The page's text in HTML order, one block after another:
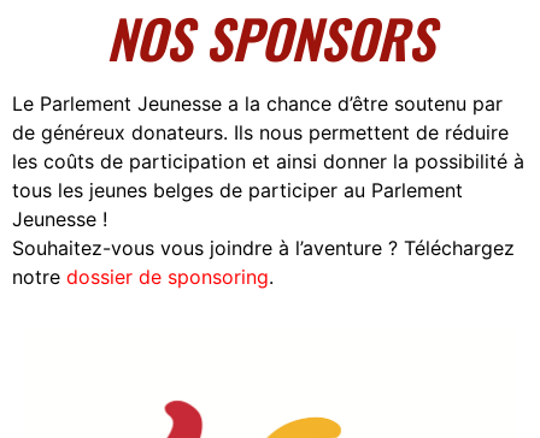
NOS SPONSORS
Le Parlement Jeunesse a la chance d’être soutenu par
de généreux donateurs. Ils nous permettent de réduire
les coûts de participation et ainsi donner la possibilité à
tous les jeunes belges de participer au Parlement
Jeunesse !
Souhaitez-vous vous joindre à l’aventure ? Téléchargez
notre dossier de sponsoring.